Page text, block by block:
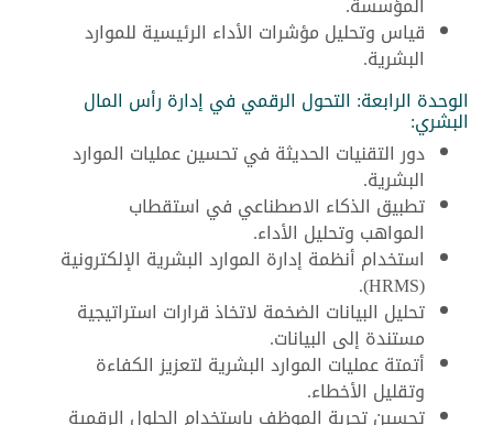
قياس وتحليل مؤشرات الأداء الرئيسية للموارد
البشرية.
الوحدة الرابعة: التحول الرقمي في إدارة رأس المال
البشري:
دور التقنيات الحديثة في تحسين عمليات الموارد
البشرية.
تطبيق الذكاء الاصطناعي في استقطاب
المواهب وتحليل الأداء.
استخدام أنظمة إدارة الموارد البشرية الإلكترونية
(HRMS).
تحليل البيانات الضخمة لاتخاذ قرارات استراتيجية
مستندة إلى البيانات.
أتمتة عمليات الموارد البشرية لتعزيز الكفاءة
وتقليل الأخطاء.
تحسين تجربة الموظف باستخدام الحلول الرقمية